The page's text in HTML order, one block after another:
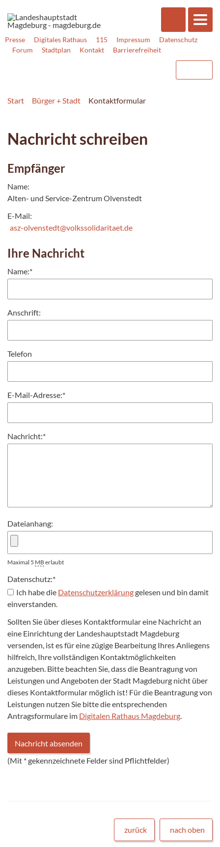
Presse Digitales Rathaus 115 Impressum
Datenschutz
Forum
Stadtplan Kontakt Barrierefreiheit
Start Bürger + Stadt Kontaktformular
Nachricht schreiben
Empfänger
Name:
Alten- und Service-Zentrum Olvenstedt
E-Mail:
asz-olvenstedt@volkssolidaritaet.de
Ihre Nachricht
Name:*
Anschrift:
Telefon
E-Mail-Adresse:*
Nachricht:*
Dateianhang:
Maximal 5 MB erlaubt
Datenschutz:*
Ich habe die Datenschutzerklärunggelesen und bin damit
einverstanden.
Sollten Sie über dieses Kontaktformular eine Nachricht an
eine Einrichtung der Landeshauptstadt Magdeburg
versenden, ist es für eine zügige Bearbeitung Ihres Anliegens
hilfreich, Ihre vollständigen Kontaktmöglichkeiten
anzugeben. Bitte beachten Sie, dass die Beantragung von
Leistungen und Angeboten der Stadt Magdeburg nicht über
dieses Kontaktformular möglich ist! Für die Beantragung von
Leistungen nutzen Sie bitte die entsprechenden
Antragsformulare im Digitalen Rathaus Magdeburg.
(Mit *gekennzeichnete Felder sind Pflichtfelder)
zurück nach oben